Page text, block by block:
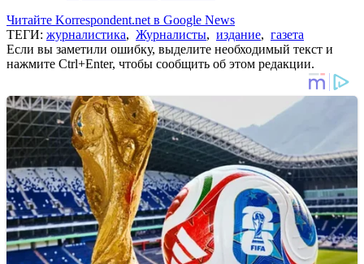
Читайте Korrespondent.net в Google News
ТЕГИ: журналистика, Журналисты, издание, газета
Если вы заметили ошибку, выделите необходимый текст и
нажмите Ctrl+Enter, чтобы сообщить об этом редакции.